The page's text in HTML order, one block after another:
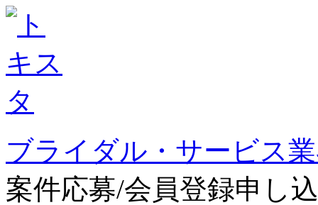
ブライダル・サービス
案件応募/会員登録申し